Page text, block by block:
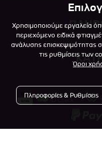
Λίστα
Χρησιμοποιούμε εργαλεία
περιεχόμενο ειδικά
ανάλυσης επισκεψιμότητας
τις ρυθμίσεις των
Όροι
Πληροφορίες & Ρυθμίσεις